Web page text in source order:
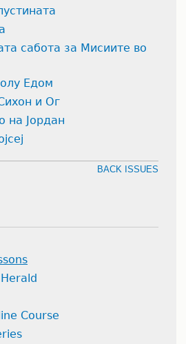
сабота за Мисиите во
Едом
и Ог
на Јордан
BACK ISSUES
Course